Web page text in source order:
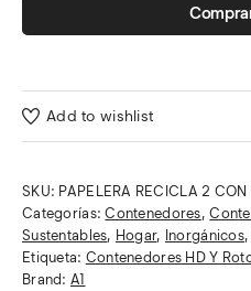
Add to wishlist
SKU: PAPELERA RECICLA 2
Categorías:Contenedores,
Sustentables, Hogar, Inorgánicos,
Etiqueta: Contenedores HD Y
Brand: A1